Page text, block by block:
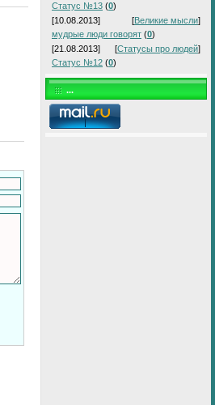
Статус №13 (0)
[10.08.2013]
[Великие мысли]
мудрые люди говорят (0)
[21.08.2013]
[Статусы про людей]
Статус №12 (0)
...